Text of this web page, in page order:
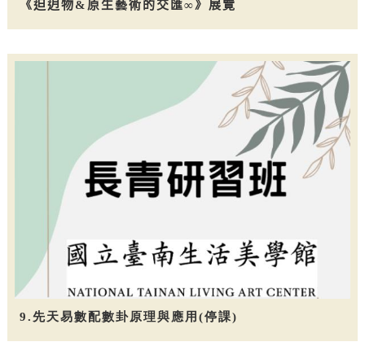
《𨑨迌物&原生藝術的交匯∞》展覽
9.先天易數配數卦原理與應用(停課)